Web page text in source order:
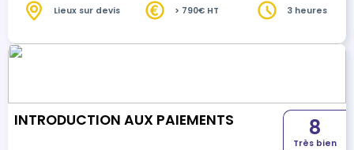
Lieux sur devis > 790€ HT 3 heures
INTRODUCTION AUX PAIEMENTS 8
Très bien